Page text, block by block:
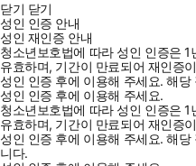
닫기 닫기
성인 인증 안내
성인 재인증 안내
청소년보호법에 따라 성인 인증은 1
유효하며, 기간이 만료되어 재인증
성인 인증 후에 이용해 주세요.해당
성인 인증 후에 이용해 주세요.
청소년보호법에 따라 성인 인증은 1
유효하며, 기간이 만료되어 재인증
성인 인증 후에 이용해 주세요.해당
니다.